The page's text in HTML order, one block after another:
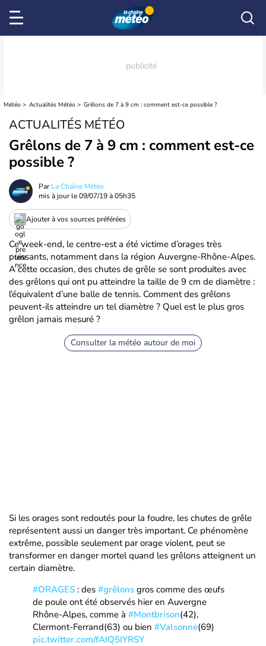
Météo Actualités Météo Grêlons de 7 à 9 cm : comment est-ce possible ?
ACTUALITÉS MÉTÉO
Grêlons de 7 à 9 cm : comment est-ce
possible ?
ParLa Chaîne Météo
mis à jour le09/07/19 à 05h35
Ajouter à vos sources préférées
Ce week-end, le centre-est a été victime d’orages très
puissants, notamment dans la région Auvergne-Rhône-Alpes.
A cette occasion, des chutes de grêle se sont produites avec
des grêlons qui ont pu atteindre la taille de 9 cm de diamètre :
l’équivalent d’une balle de tennis. Comment des grêlons
peuvent-ils atteindre un tel diamètre ? Quel est le plus gros
grêlon jamais mesuré ?
Consulter la météo autour de moi
Si les orages sont redoutés pour la foudre, les chutes de grêle
représentent aussi un danger très important. Ce phénomène
extrême, possible seulement par orage violent, peut se
transformer en danger mortel quand les grêlons atteignent un
certain diamètre.
#ORAGES : des #grêlons gros comme des œufs
de poule ont été observés hier en Auvergne
Rhône-Alpes, comme à #Montbrison(42),
Clermont-Ferrand(63) ou bien #Valsonne(69)
pic.twitter.com/fAIQ5IYRSY